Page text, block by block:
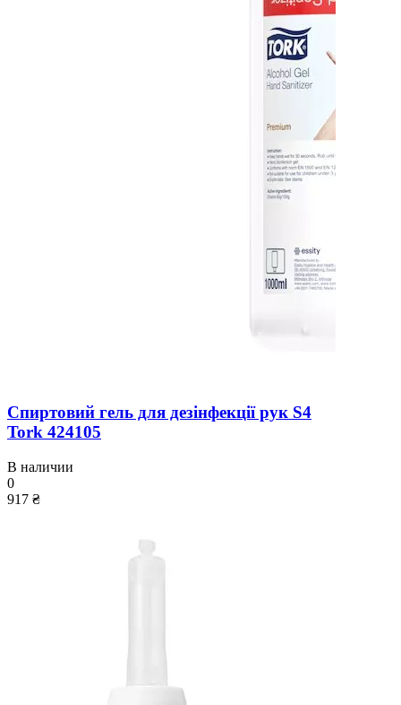
Спиртовий гель для дезінфекції рук S4
Tork 424105
В наличии
0
917 ₴